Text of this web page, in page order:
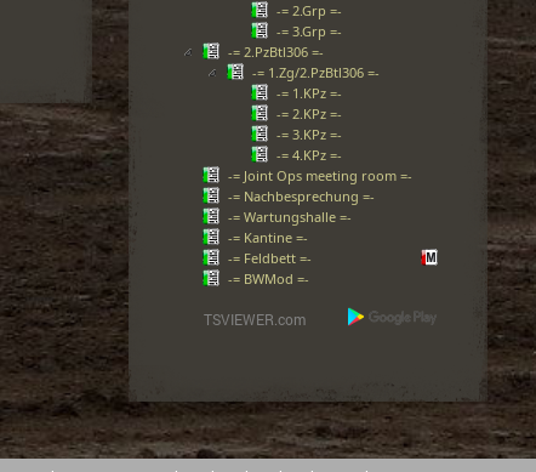
-= 2.Grp =-
-= 3.Grp =-
-= 2.PzBtl306 =-
-= 1.Zg/2.PzBtl306 =-
-= 1.KPz =-
-= 2.KPz =-
-= 3.KPz =-
-= 4.KPz =-
-= Joint Ops meeting room =-
-= Nachbesprechung =-
-= Wartungshalle =-
-= Kantine =-
-= Feldbett =-
-= BWMod =-